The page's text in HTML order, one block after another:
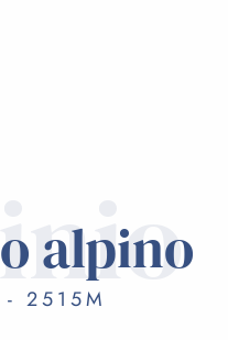
alpino
2515M